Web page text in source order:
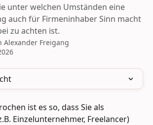
unter welchen Umständen eine
auch für Firmeninhaber Sinn macht
zu achten ist.
Alexander Freigang
ist es so, dass Sie als
Einzelunternehmer, Freelancer)